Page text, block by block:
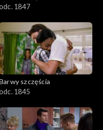
1847
szczęścia
1845